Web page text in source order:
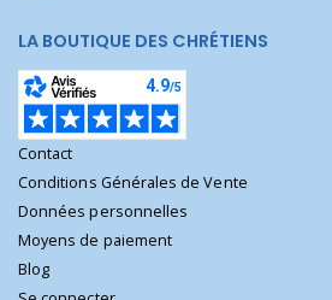
LA BOUTIQUE DES CHRÉTIENS
Contact
Conditions Générales de Vente
Données personnelles
Moyens de paiement
Blog